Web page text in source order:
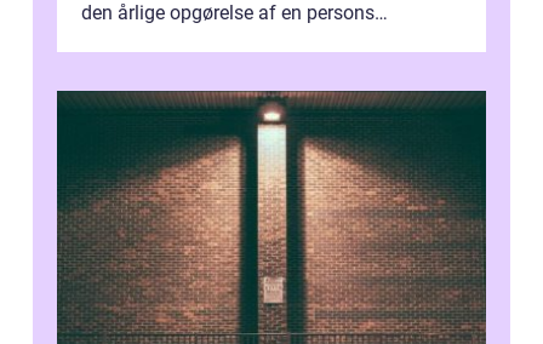
den årlige opgørelse af en persons